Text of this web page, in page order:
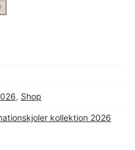
, Shop
kollektion 2026